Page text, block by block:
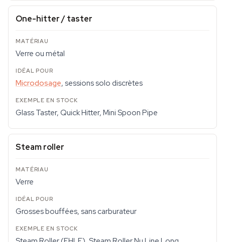
One-hitter / taster
Verre ou métal
Microdosage, sessions solo discrètes
Glass Taster, Quick Hitter, Mini Spoon Pipe
Steam roller
Verre
Grosses bouffées, sans carburateur